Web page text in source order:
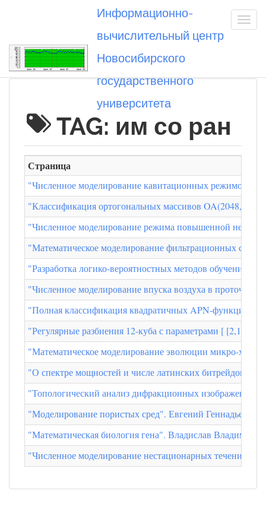
Информационно-
вычислительный центр
Новосибирского
государственного
университета
Вы посетили
TAG: им со ран
Страница
"Численное моделирование кавитационных режимов в
"Классификация ортогональных массивов
"Численное моделирование режима повышенной
"Математическое моделирование фильтрационных
"Разработка логико-вероятностных методов обучения".
"Численное моделирование впуска воздуха в
"Полная классификация квадратичных APN-функций
"Регулярные разбиения 12-куба с параметрами [
"Математическое моделирование эволюции микро-
"О спектре мощностей и числе латинских битрейдов
"Топологический анализ дифракционных
"Моделирование пористых сред". Евгений
"Математическая биология гена". Владислав
"Численное моделирование нестационарных течений